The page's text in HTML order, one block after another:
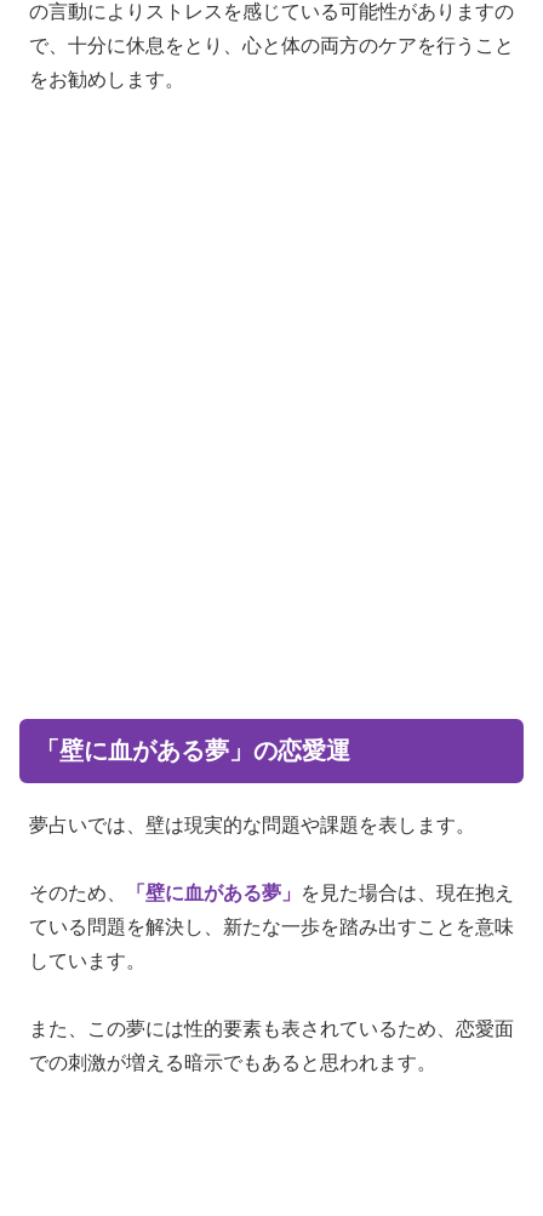
の言動によりストレスを感じている可能性がありますの
で、十分に休息をとり、心と体の両方のケアを行うこと
をお勧めします。
「壁に血がある夢」の恋愛運
夢占いでは、壁は現実的な問題や課題を表します。
そのため、 「壁に血がある夢」
を見た場合は、現在抱え
ている問題を解決し、新たな一歩を踏み出すことを意味
しています。
また、この夢には性的要素も表されているため、恋愛面
での刺激が増える暗示でもあると思われます。